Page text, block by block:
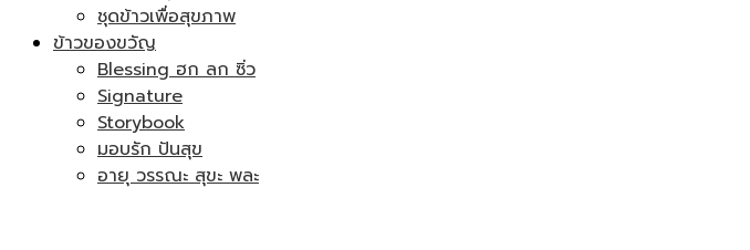
ชุดข้าวเพื่อสุขภาพ
ข้าวของขวัญ
Blessing ฮก ลก ซิ่ว
Signature
Storybook
มอบรัก ปันสุข
อายุ วรรณะ สุขะ พละ